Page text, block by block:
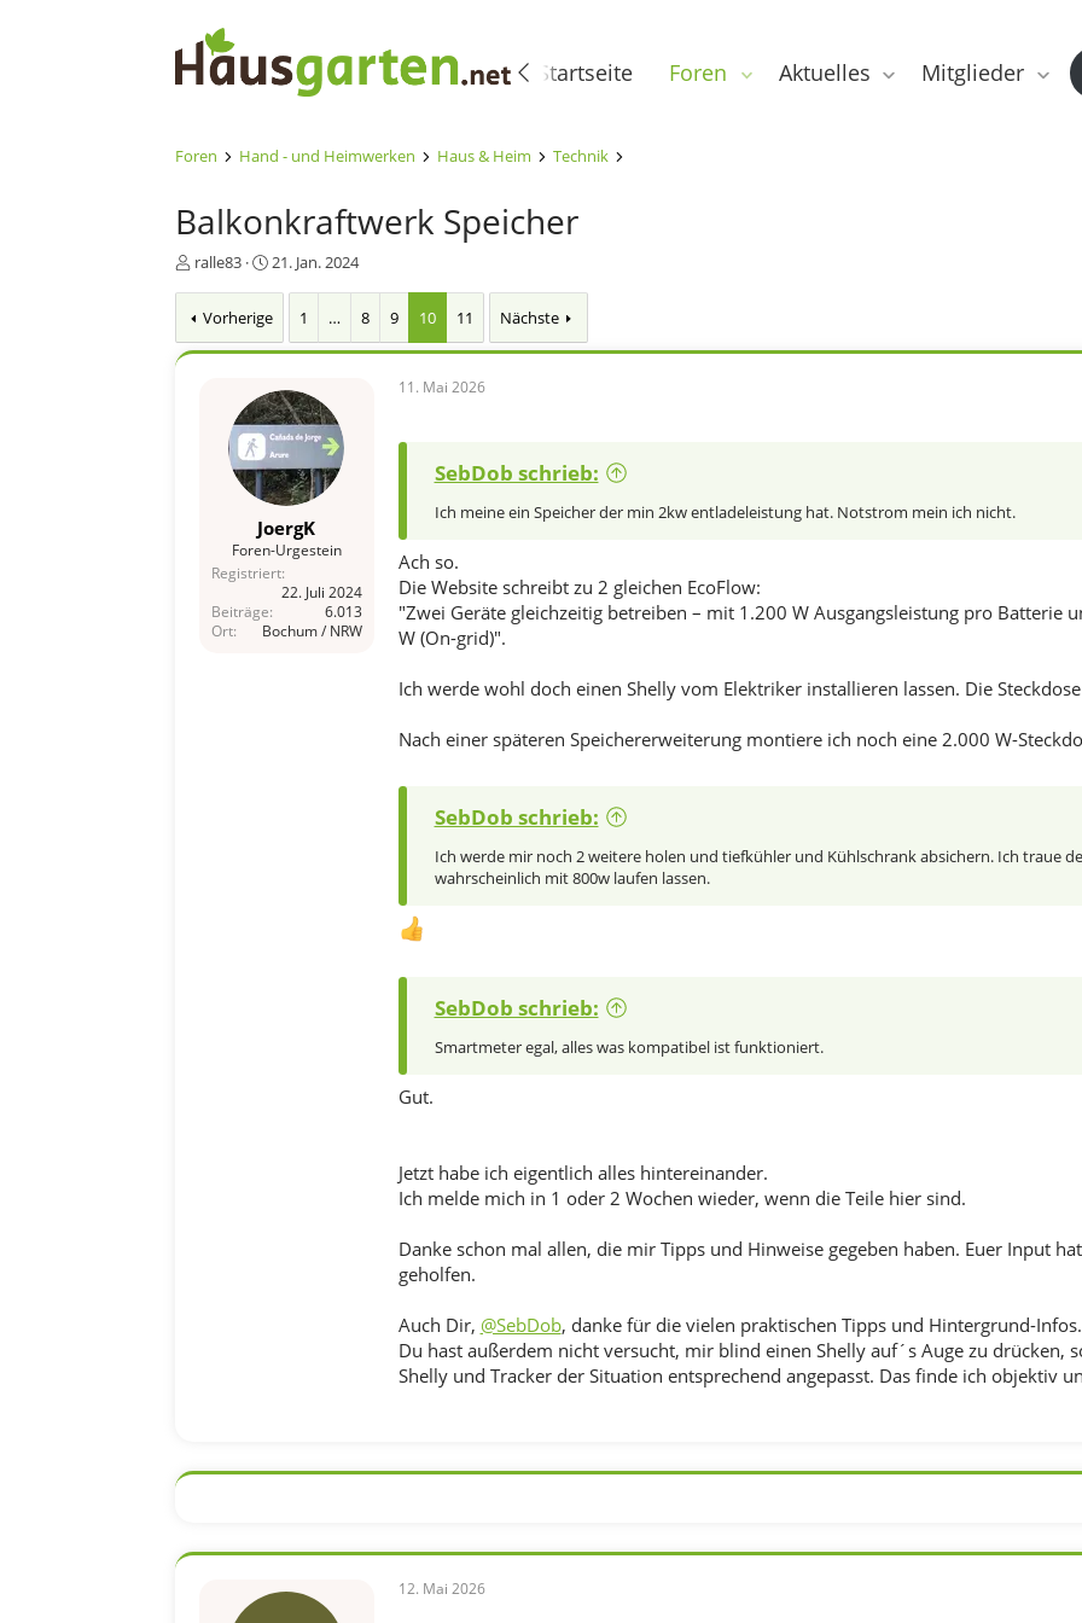
Startseite Foren Aktuelles Mitglieder
Foren Hand - und Heimwerken Haus & Heim Technik
Balkonkraftwerk Speicher
E
t
e
ralle83
E
t
e
l
t
a
m
21. Jan. 2024
Vorherige 1 … 8 9 10 11 Nächste
JoergK
Foren-Urgestein
Registriert
22. Juli 2024
Beiträge
6.013
Ort
Bochum / NRW
11. Mai 2026
SebDob schrieb:
Ich meine ein Speicher der min 2kw entladeleistung hat. Notstrom mein ich nicht.
Ach so.
Die Website schreibt zu 2 gleichen EcoFlow:
"Zwei Geräte gleichzeitig betreiben – mit 1.200 W Ausgangsleistung pro Batterie
W (On-grid)".
Ich werde wohl doch einen Shelly vom Elektriker installieren lassen. Die
Nach einer späteren Speichererweiterung montiere ich noch eine 2.000 W-
SebDob schrieb:
Ich werde mir noch 2 weitere holen und tiefkühler und Kühlschrank absichern. Ich traue
wahrscheinlich mit 800w laufen lassen.
SebDob schrieb:
Smartmeter egal, alles was kompatibel ist funktioniert.
Gut.
Jetzt habe ich eigentlich alles hintereinander.
Ich melde mich in 1 oder 2 Wochen wieder, wenn die Teile hier sind.
Danke schon mal allen, die mir Tipps und Hinweise gegeben haben. Euer Input
geholfen.
Auch Dir, @SebDob, danke für die vielen praktischen Tipps und Hintergrund-Infos.
Du hast außerdem nicht versucht, mir blind einen Shelly auf´s Auge zu drücken,
Shelly und Tracker der Situation entsprechend angepasst. Das finde ich objektiv
12. Mai 2026